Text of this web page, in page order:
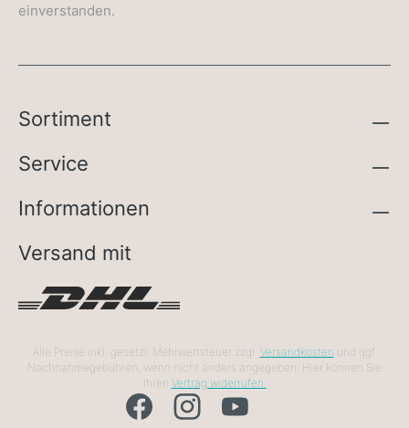
einverstanden.
Sortiment
Service
Informationen
Versand mit
Alle Preise inkl. gesetzl. Mehrwertsteuer zzgl. Versandkosten und ggf.
Nachnahmegebühren, wenn nicht anders angegeben. Hier können Sie
Ihren Vertrag widerrufen.